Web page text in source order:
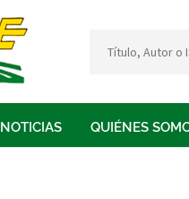
NOTICIAS QUIÉNES